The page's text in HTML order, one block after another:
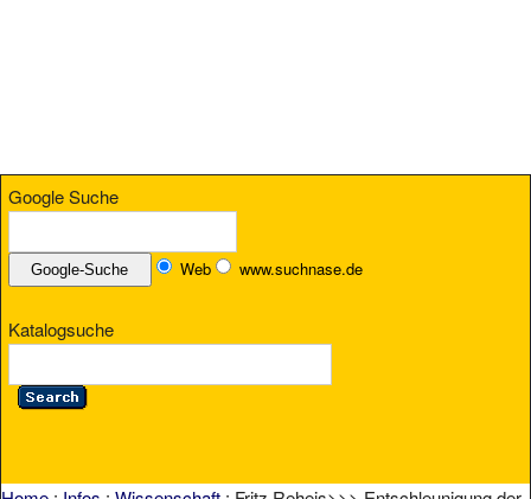
Google Suche
Web www.suchnase.de
Katalogsuche